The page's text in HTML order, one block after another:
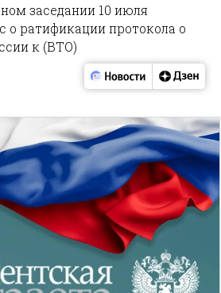
заседании 10 июля
о ратификации протокола о
к (ВТО)